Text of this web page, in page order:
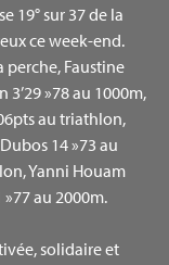
19° sur 37 de la
ce week-end.
perche, Faustine
»78 au 1000m,
au triathlon,
14 »73 au
Yanni Houam
au 2000m.
solidaire et